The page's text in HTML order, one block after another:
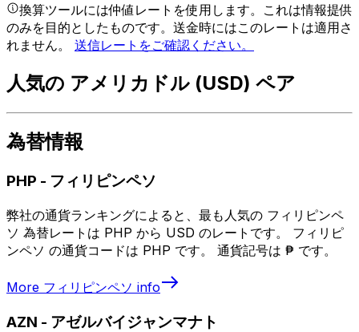
換算ツールには仲値レートを使用します。これは情報提供
のみを目的としたものです。送金時にはこのレートは適用さ
れません。 送信レートをご確認ください。
人気の アメリカドル (USD) ペア
為替情報
PHP - フィリピンペソ
弊社の通貨ランキングによると、最も人気の フィリピンペ
ソ 為替レートは PHP から USD のレートです。 フィリピ
ンペソ の通貨コードは PHP です。 通貨記号は ₱ です。
More フィリピンペソ info
AZN - アゼルバイジャンマナト